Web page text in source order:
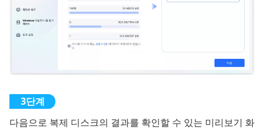
다음으로 복제 디스크의 결과를 확인할 수 있는 미리보기 화